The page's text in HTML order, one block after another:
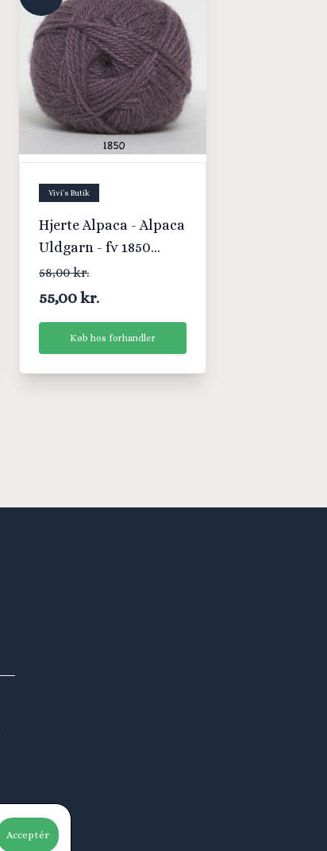
Vivi´s Butik
Hjerte Alpaca - Alpaca
Uldgarn - fv 1850
Mørk Gammel Rosa
58,00 kr.
55,00 kr.
Køb hos forhandler
Acceptér